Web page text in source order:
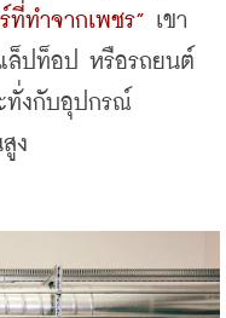
ที่ทำจากเพชร” เขา
ล็ปท็อป หรือรถยนต์
ทั่งกับอุปกรณ์
ง